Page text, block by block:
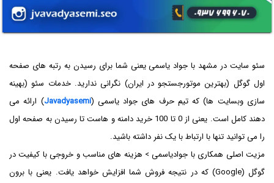
سئو سایت در مشهد با جواد یاسمی یعنی شما برای رسیدن به رتبه های صفحه
اول گوگل (بهترین موتورجستجو در ایران) نگرانی ندارید. خدمات سئو (بهینه
سازی وبسایت ها) که تیم حرف های جواد یاسمی (Javadyasemi) ارائه می
دهند کامل است. یعنی از 0 تا 100 خرید دامنه و هاست تا رسیدن به صفحه اول
را می توانید تنها با ارتباط با یک نفر داشته باشید.
مزیت اصلی همکاری با جوادیاسمی > هزینه های مناسب و خروجی با کیفیت در
گوگل (Google) که در نتیجه فروش شما افزایش خواهد یافت. یعنی با برون